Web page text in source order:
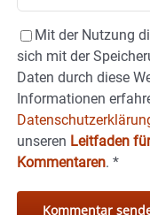
Mit der Nutzung
sich mit der
Daten durch diese
Informationen
unseren Leitfaden
Kommentaren. *